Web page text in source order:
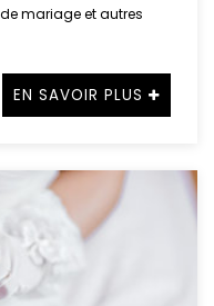
mariage et autres
EN SAVOIR PLUS